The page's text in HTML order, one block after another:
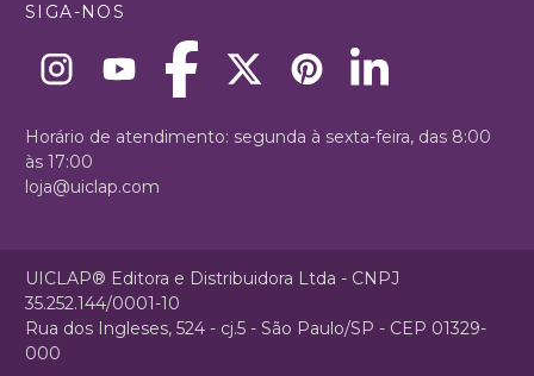
SIGA-NOS
Horário de atendimento: segunda à sexta-feira, das 8:00
às 17:00
loja@uiclap.com
UICLAP® Editora e Distribuidora Ltda - CNPJ
35.252.144/0001-10
Rua dos Ingleses, 524 - cj.5 - São Paulo/SP - CEP 01329-
000